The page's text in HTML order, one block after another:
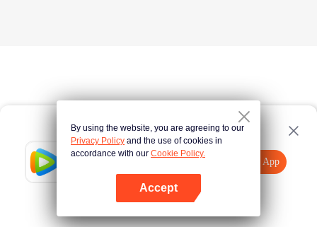
Tencent Video
Buka App
Ketik di sini cuba semula
By using the website, you are agreeing to our
Privacy Policy and the use of cookies in
accordance with our Cookie Policy.
Accept